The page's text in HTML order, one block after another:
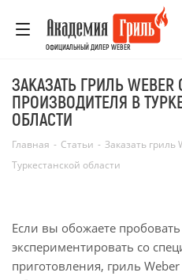
ОФИЦИАЛЬНЫЙ ДИЛЕР WEBER
ЗАКАЗАТЬ ГРИЛЬ WEBER
ПРОИЗВОДИТЕЛЯ В
ОБЛАСТИ
Главная - Статьи - Заказать гриль
Туркестанской области
Если вы обожаете
экспериментировать со
приготовления, гриль